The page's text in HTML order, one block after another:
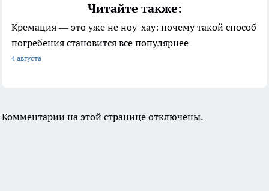
Читайте также:
Кремация — это уже не ноу-хау: почему такой способ
погребения становится все популярнее
4 августа
Комментарии на этой странице отключены.